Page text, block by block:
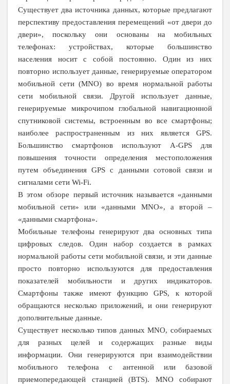
Существует два источника данных, которые предлагают
перспективу предоставления перемещений «от двери до
двери», поскольку они основаны на мобильных
телефонах: устройствах, которые большинство
населения носит с собой постоянно. Один из них
повторно использует данные, генерируемые оператором
мобильной сети (MNO) во время нормальной работы
сети мобильной связи. Другой использует данные,
генерируемые микрочипом глобальной навигационной
спутниковой системы, встроенным во все смартфоны;
наиболее распространенным из них является GPS.
Большинство смартфонов используют A-GPS для
повышения точности определения местоположения
путем объединения GPS с данными сотовой связи и
сигналами сети Wi-Fi.
В этом обзоре первый источник называется «данными
мобильной сети» или «данными MNO», а второй –
«данными смартфона».
Мобильные телефоны генерируют два основных типа
цифровых следов. Один набор создается в рамках
нормальной работы сети мобильной связи, и эти данные
просто повторно используются для предоставления
показателей мобильности и других индикаторов.
Смартфоны также имеют функцию GPS, к которой
обращаются несколько приложений, и они генерируют
дополнительные данные.
Существует несколько типов данных MNO, собираемых
для разных целей и содержащих разные виды
информации. Они генерируются при взаимодействии
мобильного телефона с антенной или базовой
приемопередающей станцией (BTS). MNO собирают